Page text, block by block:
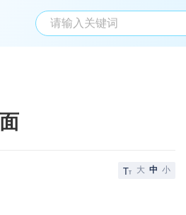
大 中 小